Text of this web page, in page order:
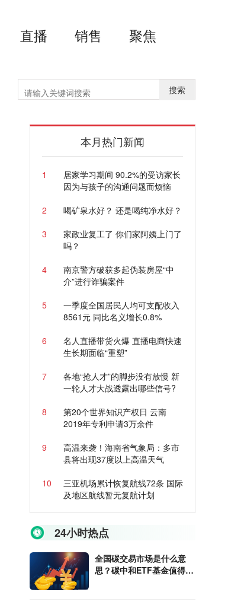
直播 销售 聚焦
搜索
本月热门新闻
1
居家学习期间 90.2%的受访家长
因为与孩子的沟通问题而烦恼
2
喝矿泉水好？ 还是喝纯净水好？
3
家政业复工了 你们家阿姨上门了
吗？
4
南京警方破获多起伪装房屋“中
介”进行诈骗案件
5
一季度全国居民人均可支配收入
8561元 同比名义增长0.8%
6
名人直播带货火爆 直播电商快速
生长期面临“重塑”
7
各地“抢人才”的脚步没有放慢 新
一轮人才大战透露出哪些信号?
8
第20个世界知识产权日 云南
2019年专利申请3万余件
9
高温来袭！海南省气象局：多市
县将出现37度以上高温天气
10
三亚机场累计恢复航线72条 国际
及地区航线暂无复航计划
24小时热点
全国碳交易市场是什么意
思？碳中和ETF基金值得入